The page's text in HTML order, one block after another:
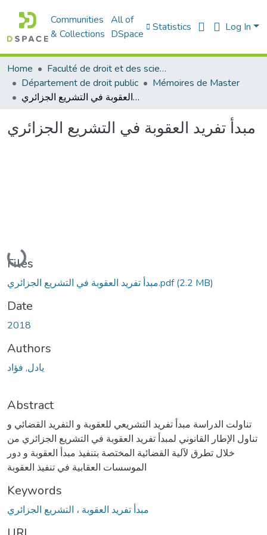
Communities
& Collections
All of
DSpace
Statistics Log In
Home
Faculté de droit et des sciences politiques
Département de droit public
Mémoires de Master
مبدأ تفريد العقوبة في التشريع الجزائري
مبدأ تفريد العقوبة في التشريع الجزائري
Loading...
Files
مبدأ تفريد العقوبة في التشريع الجزائري.pdf(2.2 MB)
Date
2018
Authors
يادل, فؤاد
Abstract
تناولت الدراسة مبدأ تفريد التشريعي للعقوبة و التفريد القضائي و
تناول الإطار القانوني لمبدأ تفريد العقوبة في التشريع الجزائري من
خلال تطرق لآلية القضائية المختصة بتنفيذ مبدأ العقوبة و دور
الموسسات العقابية في تنفيذ العقوبة
Keywords
مبدأ تفريد العقوبة ، التشريع الجزائري